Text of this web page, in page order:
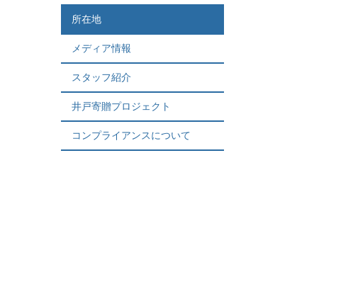
所在地
メディア情報
スタッフ紹介
井戸寄贈プロジェクト
コンプライアンスについて